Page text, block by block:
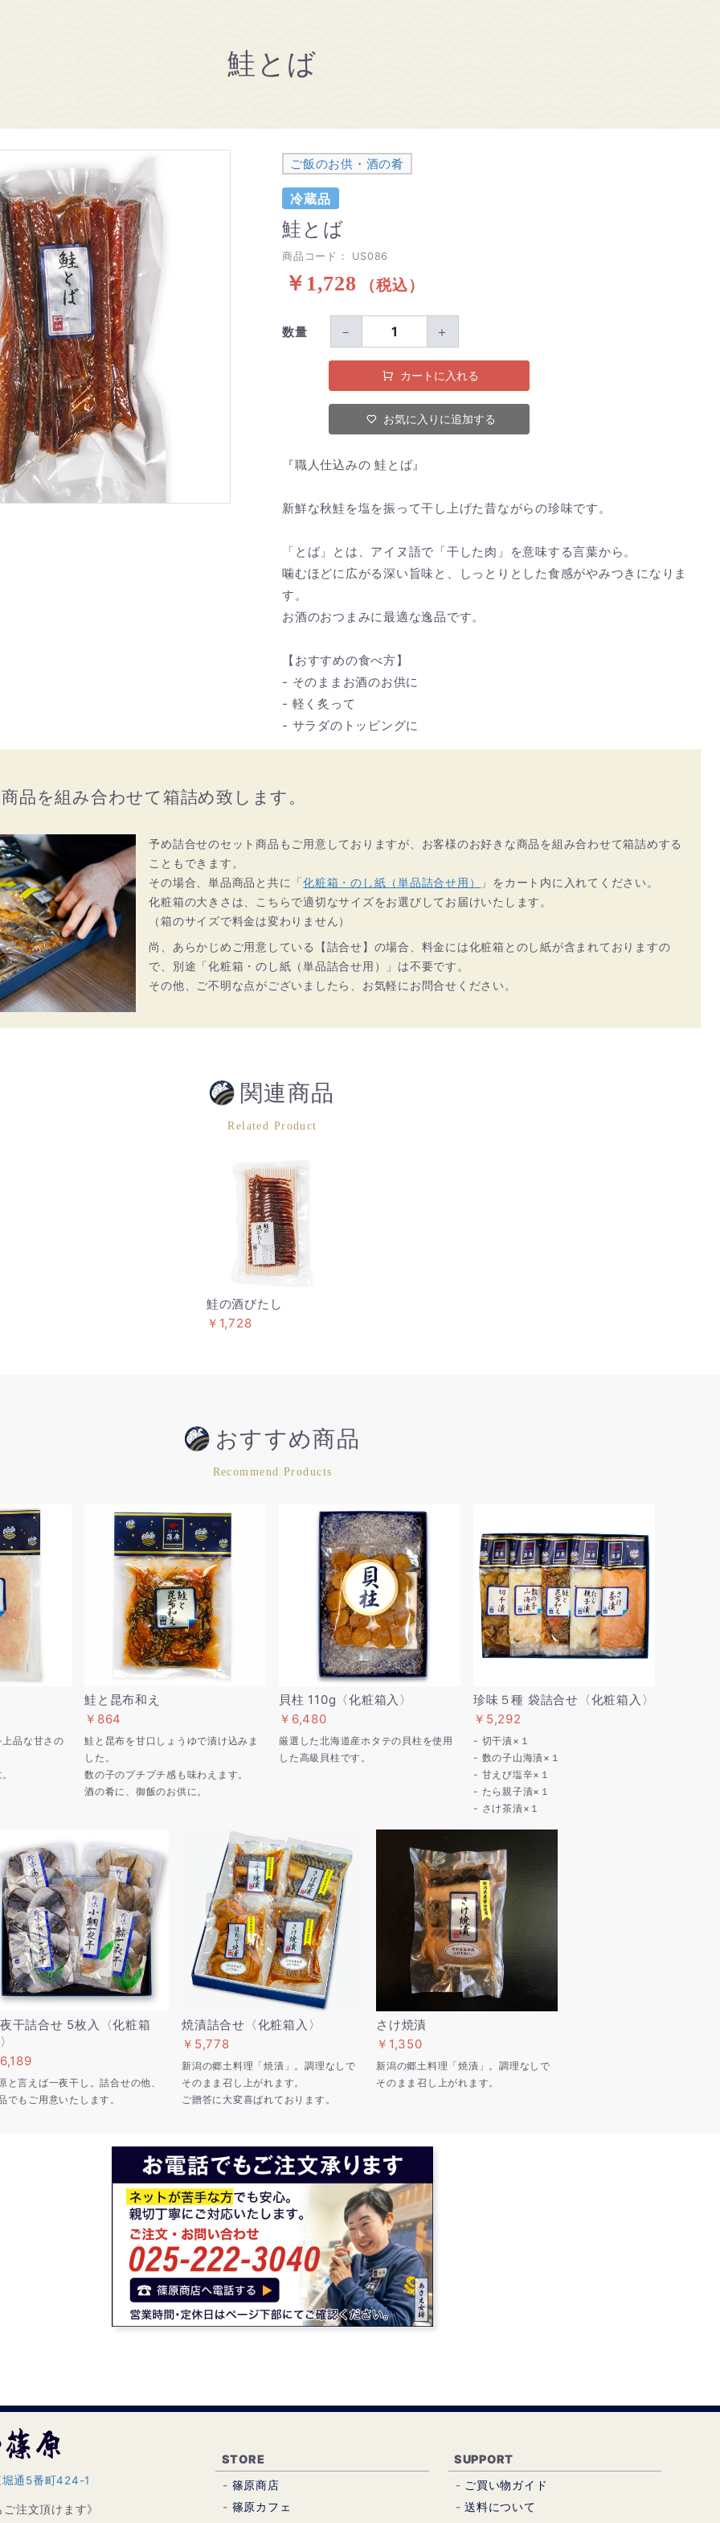
鮭とば
ご飯のお供・酒の肴
冷蔵品
鮭とば
商品コード： US086
￥1,728 （税込）
数量 － ＋
カートに入れる
お気に入りに追加する
『職人仕込みの 鮭とば』
新鮮な秋鮭を塩を振って干し上げた昔ながらの珍味です。
「とば」とは、アイヌ語で「干した肉」を意味する言葉から。
噛むほどに広がる深い旨味と、しっとりとした食感がやみつきになりま
す。
お酒のおつまみに最適な逸品です。
【おすすめの食べ方】
- そのままお酒のお供に
- 軽く炙って
- サラダのトッピングに
品を組み合わせて箱詰め致します。
予め詰合せのセット商品もご用意しておりますが、お客様のお好きな商品を組み合わせて箱詰めする
こともできます。
その場合、単品商品と共に「化粧箱・のし紙（単品詰合せ用）
」をカート内に入れてください。
化粧箱の大きさは、こちらで適切なサイズをお選びしてお届けいたします。
（箱のサイズで料金は変わりません）
尚、あらかじめご用意している【詰合せ】の場合、料金には化粧箱とのし紙が含まれておりますの
で、別途「化粧箱・のし紙（単品詰合せ用）」は不要です。
その他、ご不明な点がございましたら、お気軽にお問合せください。
関連商品
Related Product
鮭の酒びたし
￥1,728
おすすめ商品
Recommend Products
品な甘さの
鮭と昆布和え
￥864
鮭と昆布を甘口しょうゆで漬け込みま
した。
数の子のプチプチ感も味わえます。
酒の肴に、御飯のお供に。
貝柱 110g〈化粧箱入〉
￥6,480
厳選した北海道産ホタテの貝柱を使用
した高級貝柱です。
珍味５種 袋詰合せ〈化粧箱入〉
￥5,292
- 切干漬×１
- 数の子山海漬×１
- 甘えび塩辛×１
- たら親子漬×１
- さけ茶漬×１
干詰合せ 5枚入〈化粧箱
と言えば一夜干し。詰合せの他、
でもご用意いたします。
焼漬詰合せ〈化粧箱入〉
￥5,778
新潟の郷土料理「焼漬」。調理なしで
そのまま召し上がれます。
ご贈答に大変喜ばれております。
さけ焼漬
￥1,350
新潟の郷土料理「焼漬」。調理なしで
そのまま召し上がれます。
通5番町424-1
注文頂けます》
STORE
篠原商店
篠原カフェ
SUPPORT
ご買い物ガイド
送料について